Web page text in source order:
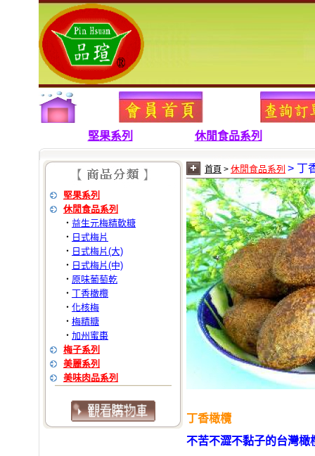
堅果系列 休閒食品系列
堅果系列
休閒食品系列
‧ 益生元梅精軟糖
‧ 日式梅片
‧ 日式梅片(大)
‧ 日式梅片(中)
‧ 原味葡萄乾
‧ 丁香橄欖
‧ 化核梅
‧ 梅精糖
‧ 加州蜜棗
梅子系列
美麗系列
美味肉品系列
首頁 > 休閒食品系列 > 丁
丁香橄欖
不苦不澀不黏子的台灣橄